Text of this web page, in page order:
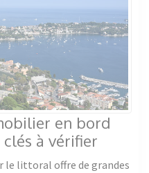
en bord
à vérifier
le littoral offre de grandes